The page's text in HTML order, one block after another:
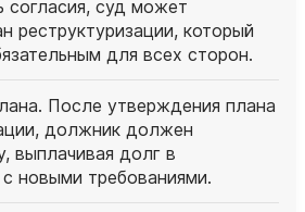
согласия, суд может
реструктуризации, который
для всех сторон.
После утверждения плана
должник должен
выплачивая долг в
новыми требованиями.